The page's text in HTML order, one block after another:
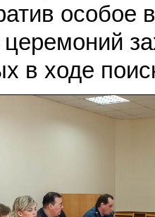
особое
в ходе